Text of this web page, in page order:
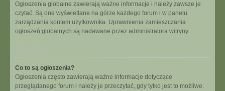
Ogłoszenia globalne zawierają ważne informacje i należy zawsze je
czytać. Są one wyświetlane na górze każdego forum i w panelu
zarządzania kontem użytkownika. Uprawnienia zamieszczania
ogłoszeń globalnych są nadawane przez administratora witryny.
Co to są ogłoszenia?
Ogłoszenia często zawierają ważne informacje dotyczące
przeglądanego forum i należy je przeczytać, gdy tylko jest to możliwe.